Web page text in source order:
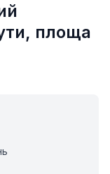
площа